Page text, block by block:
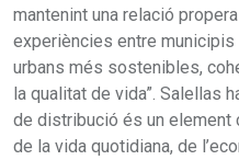
mantenint una relació
experiències entre municipis
urbans més sostenibles,
la qualitat de vida”. Salellas
de distribució és un element
de la vida quotidiana, de